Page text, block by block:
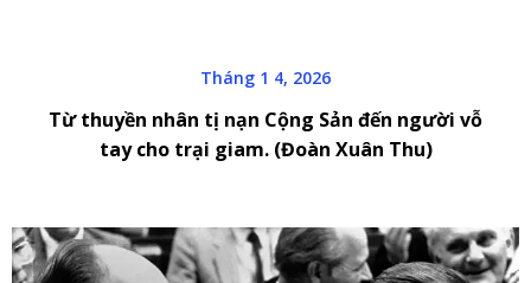
Tháng 1 4, 2026
Từ thuyền nhân tị nạn Cộng Sản đến người vỗ
tay cho trại giam. (Đoàn Xuân Thu)